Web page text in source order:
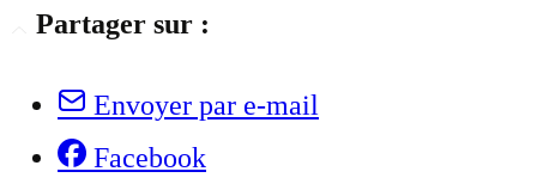
Partager sur :
Envoyer par e-mail
Facebook